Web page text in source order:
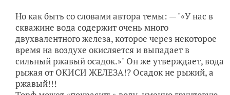
Но как быть со словами автора темы: — "«У нас в
скважине вода содержит очень много
двухвалентного железа, которое через некоторое
время на воздухе окисляется и выпадает в
сильный ржавый осадок.»" Он же утверждает, вода
рыжая от ОКИСИ ЖЕЛЕЗА!? Осадок не рыжий, а
ржавый!!!